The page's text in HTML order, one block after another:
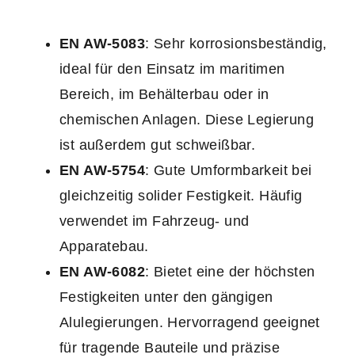
EN AW-5083: Sehr korrosionsbeständig,
ideal für den Einsatz im maritimen
Bereich, im Behälterbau oder in
chemischen Anlagen. Diese Legierung
ist außerdem gut schweißbar.
EN AW-5754: Gute Umformbarkeit bei
gleichzeitig solider Festigkeit. Häufig
verwendet im Fahrzeug- und
Apparatebau.
EN AW-6082: Bietet eine der höchsten
Festigkeiten unter den gängigen
Alulegierungen. Hervorragend geeignet
für tragende Bauteile und präzise